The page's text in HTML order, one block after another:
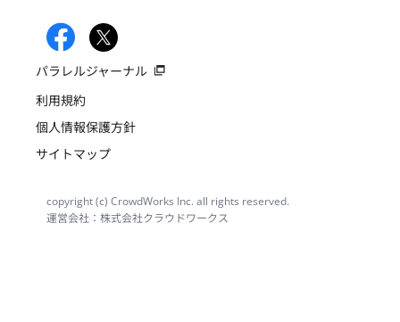
パラレルジャーナル
利用規約
個人情報保護方針
サイトマップ
copyright (c) CrowdWorks Inc. all rights reserved.
運営会社：株式会社クラウドワークス